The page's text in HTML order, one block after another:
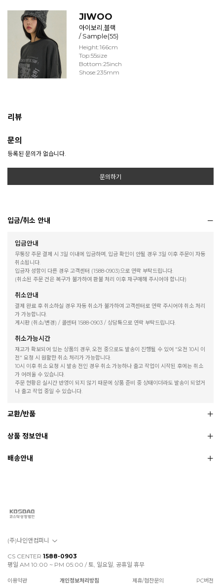
JIWOO
아이보리,블랙
/ Sample(55)
Height:166cm
Top:55size
Bottom:25inch
Shose:235mm
리뷰
문의
등록된 문의가 없습니다.
문의하기
입금/취소 안내
입금안내
무통장 주문 결제 시 3일 이내에 입금하며, 입금 확인이 안될 경우 3일 이후 주문이 자동
취소됩니다.
입금자 성함이 다른 경우 고객센터 (1588-0903)으로 연락 부탁드립니다.
(취소된 주문 건은 복구가 불가하여 환불 처리 이후 재구매해 주시어야 합니다)
취소안내
결제 완료 후 취소하실 경우 자동 취소가 불가하여 고객센터로 연락 주시어야 취소 처리
가 가능합니다.
게시판 (취소/변경) / 콜센터 1588-0903 / 상담톡으로 연락 부탁드립니다.
취소가능시간
재고가 확보되어 있는 상품의 경우, 오전 중으로도 발송이 진행될 수 있어 "오전 10시 이
전" 요청 시 원활한 취소 처리가 가능합니다.
10시 이후 취소 요청 시 발송 전인 경우 취소 가능하나 출고 작업이 시작된 후에는 취소
가 어려울 수 있습니다.
주문 현황은 실시간 반영이 되지 않기 때문에 상품 준비 중 상태이더라도 발송이 되었거
나 출고 작업 중일 수 있습니다.
교환/반품
상품 정보안내
배송안내
(주)나인앤컴퍼니
CS CENTER 1588-0903
평일 AM 10:00 ~ PM 05:00 / 토, 일요일, 공휴일 휴무
이용약관 개인정보처리방침 제휴/협찬문의 PC버전